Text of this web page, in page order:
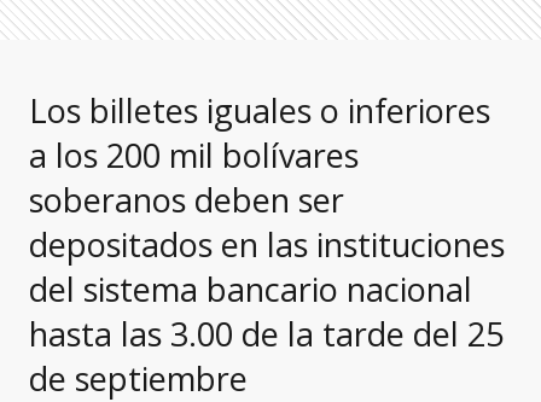
Los billetes iguales o inferiores
a los 200 mil bolívares
soberanos deben ser
depositados en las instituciones
del sistema bancario nacional
hasta las 3.00 de la tarde del 25
de septiembre